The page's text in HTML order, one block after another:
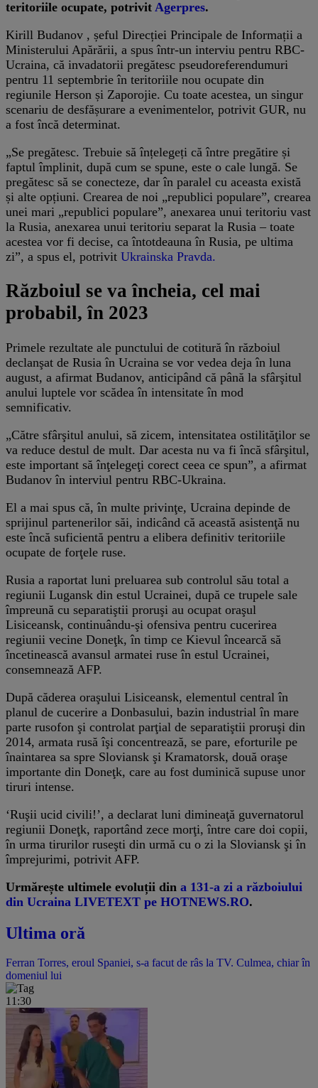
teritoriile ocupate, potrivit Agerpres.
Kirill Budanov , șeful Direcției Principale de Informații a
Ministerului Apărării, a spus într-un interviu pentru RBC-
Ucraina, că invadatorii pregătesc pseudoreferendumuri
pentru 11 septembrie în teritoriile nou ocupate din
regiunile Herson și Zaporojie. Cu toate acestea, un singur
scenariu de desfășurare a evenimentelor, potrivit GUR, nu
a fost încă determinat.
„Se pregătesc. Trebuie să înțelegeți că între pregătire și
faptul împlinit, după cum se spune, este o cale lungă. Se
pregătesc să se conecteze, dar în paralel cu aceasta există
și alte opțiuni. Crearea de noi „republici populare”, crearea
unei mari „republici populare”, anexarea unui teritoriu vast
la Rusia, anexarea unui teritoriu separat la Rusia – toate
acestea vor fi decise, ca întotdeauna în Rusia, pe ultima
zi”, a spus el, potrivit Ukrainska Pravda.
Războiul se va încheia, cel mai
probabil, în 2023
Primele rezultate ale punctului de cotitură în războiul
declanşat de Rusia în Ucraina se vor vedea deja în luna
august, a afirmat Budanov, anticipând că până la sfârşitul
anului luptele vor scădea în intensitate în mod
semnificativ.
„Către sfârşitul anului, să zicem, intensitatea ostilităţilor se
va reduce destul de mult. Dar acesta nu va fi încă sfârşitul,
este important să înţelegeţi corect ceea ce spun”, a afirmat
Budanov în interviul pentru RBC-Ukraina.
El a mai spus că, în multe privinţe, Ucraina depinde de
sprijinul partenerilor săi, indicând că această asistenţă nu
este încă suficientă pentru a elibera definitiv teritoriile
ocupate de forţele ruse.
Rusia a raportat luni preluarea sub controlul său total a
regiunii Lugansk din estul Ucrainei, după ce trupele sale
împreună cu separatiştii proruşi au ocupat oraşul
Lisiceansk, continuându-şi ofensiva pentru cucerirea
regiunii vecine Doneţk, în timp ce Kievul încearcă să
încetinească avansul armatei ruse în estul Ucrainei,
consemnează AFP.
După căderea oraşului Lisiceansk, elementul central în
planul de cucerire a Donbasului, bazin industrial în mare
parte rusofon şi controlat parţial de separatiştii proruşi din
2014, armata rusă îşi concentrează, se pare, eforturile pe
înaintarea sa spre Sloviansk şi Kramatorsk, două oraşe
importante din Doneţk, care au fost duminică supuse unor
tiruri intense.
‘Ruşii ucid civili!’, a declarat luni dimineaţă guvernatorul
regiunii Doneţk, raportând zece morţi, între care doi copii,
în urma tirurilor ruseşti din urmă cu o zi la Sloviansk şi în
împrejurimi, potrivit AFP.
Urmărește ultimele evoluții din a 131-a zi a războiului
din Ucraina LIVETEXT pe HOTNEWS.RO.
Ultima oră
Ferran Torres, eroul Spaniei, s-a facut de râs la TV. Culmea, chiar în
domeniul lui
11:30